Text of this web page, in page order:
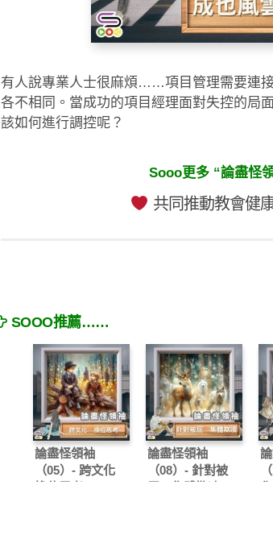
有人說專業人士很麻煩……項目管理需要連
各不相同。當成功的項目經理面對失控的局
該如何進行調控呢？
Sooo更多 “論盡怪
共同推動教會健
SOOO推薦……
論盡怪領袖
（05）- 跨文化
論盡怪領袖
（08）- 針對被